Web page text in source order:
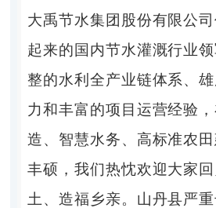
大禹节水集团股份有限公
起来的国内节水灌溉行业
整的水利全产业链体系、
力和丰富的项目运营经验
造、智慧水务、高标准农
丰硕，我们热忱欢迎大家
土、造福乡亲。山丹县严